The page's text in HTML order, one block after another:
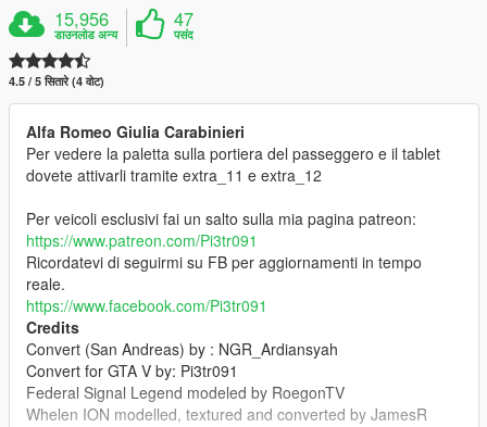
15,956
डाउनलोड अन्य
47
पसंद
4.5 / 5 सितारे (4 वोट)
Alfa Romeo Giulia Carabinieri
Per vedere la paletta sulla portiera del passeggero e il tablet
dovete attivarli tramite extra_11 e extra_12
Per veicoli esclusivi fai un salto sulla mia pagina patreon:
https://www.patreon.com/Pi3tr091
Ricordatevi di seguirmi su FB per aggiornamenti in tempo
reale.
https://www.facebook.com/Pi3tr091
Credits
Convert (San Andreas) by : NGR_Ardiansyah
Convert for GTA V by: Pi3tr091
Federal Signal Legend modeled by RoegonTV
Whelen ION modelled, textured and converted by JamesR